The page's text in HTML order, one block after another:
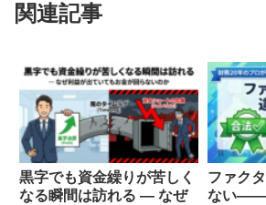
関連記事
黒字でも資金繰りが苦しく
なる瞬間は訪れる ― なぜ
ファク
ない——